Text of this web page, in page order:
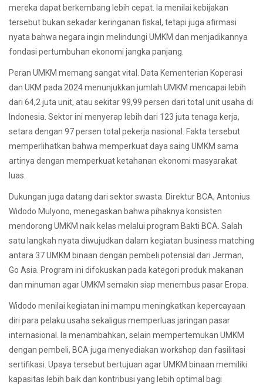
mereka dapat berkembang lebih cepat. Ia menilai kebijakan
tersebut bukan sekadar keringanan fiskal, tetapi juga afirmasi
nyata bahwa negara ingin melindungi UMKM dan menjadikannya
fondasi pertumbuhan ekonomi jangka panjang.
Peran UMKM memang sangat vital. Data Kementerian Koperasi
dan UKM pada 2024 menunjukkan jumlah UMKM mencapai lebih
dari 64,2 juta unit, atau sekitar 99,99 persen dari total unit usaha di
Indonesia. Sektor ini menyerap lebih dari 123 juta tenaga kerja,
setara dengan 97 persen total pekerja nasional. Fakta tersebut
memperlihatkan bahwa memperkuat daya saing UMKM sama
artinya dengan memperkuat ketahanan ekonomi masyarakat
luas.
Dukungan juga datang dari sektor swasta. Direktur BCA, Antonius
Widodo Mulyono, menegaskan bahwa pihaknya konsisten
mendorong UMKM naik kelas melalui program Bakti BCA. Salah
satu langkah nyata diwujudkan dalam kegiatan business matching
antara 37 UMKM binaan dengan pembeli potensial dari Jerman,
Go Asia. Program ini difokuskan pada kategori produk makanan
dan minuman agar UMKM semakin siap menembus pasar Eropa.
Widodo menilai kegiatan ini mampu meningkatkan kepercayaan
diri para pelaku usaha sekaligus memperluas jaringan pasar
internasional. Ia menambahkan, selain mempertemukan UMKM
dengan pembeli, BCA juga menyediakan workshop dan fasilitasi
sertifikasi. Upaya tersebut bertujuan agar UMKM binaan memiliki
kapasitas lebih baik dan kontribusi yang lebih optimal bagi